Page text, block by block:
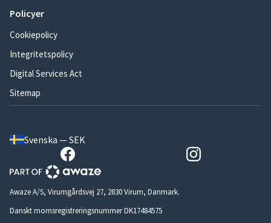
Policyer
Cookiepolicy
Integritetspolicy
Digital Services Act
Sitemap
Svenska — SEK
Awaze A/S, Virumgårdsvej 27, 2830 Virum, Danmark.
Danskt momsregistreringsnummer DK17484575